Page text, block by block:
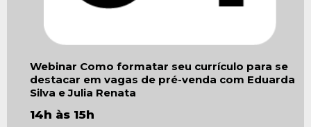
Webinar Como formatar seu currículo para se
destacar em vagas de pré-venda com Eduarda
Silva e Julia Renata
14h às 15h